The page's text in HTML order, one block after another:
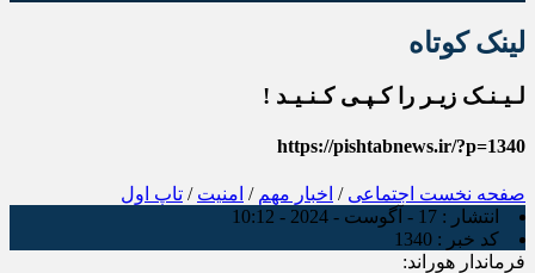
لینک کوتاه
لـیـنـک زیـر را کـپـی کـنـیـد !
https://pishtabnews.ir/?p=1340
صفحه نخست اجتماعی / اخبار مهم / امنیت / تاپ اول
انتشار : 17 - آگوست - 2024 - 10:12
کد خبر : 1340
فرماندار هوراند: